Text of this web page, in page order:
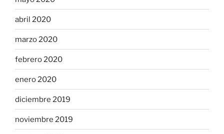
abril 2020
marzo 2020
febrero 2020
enero 2020
diciembre 2019
noviembre 2019